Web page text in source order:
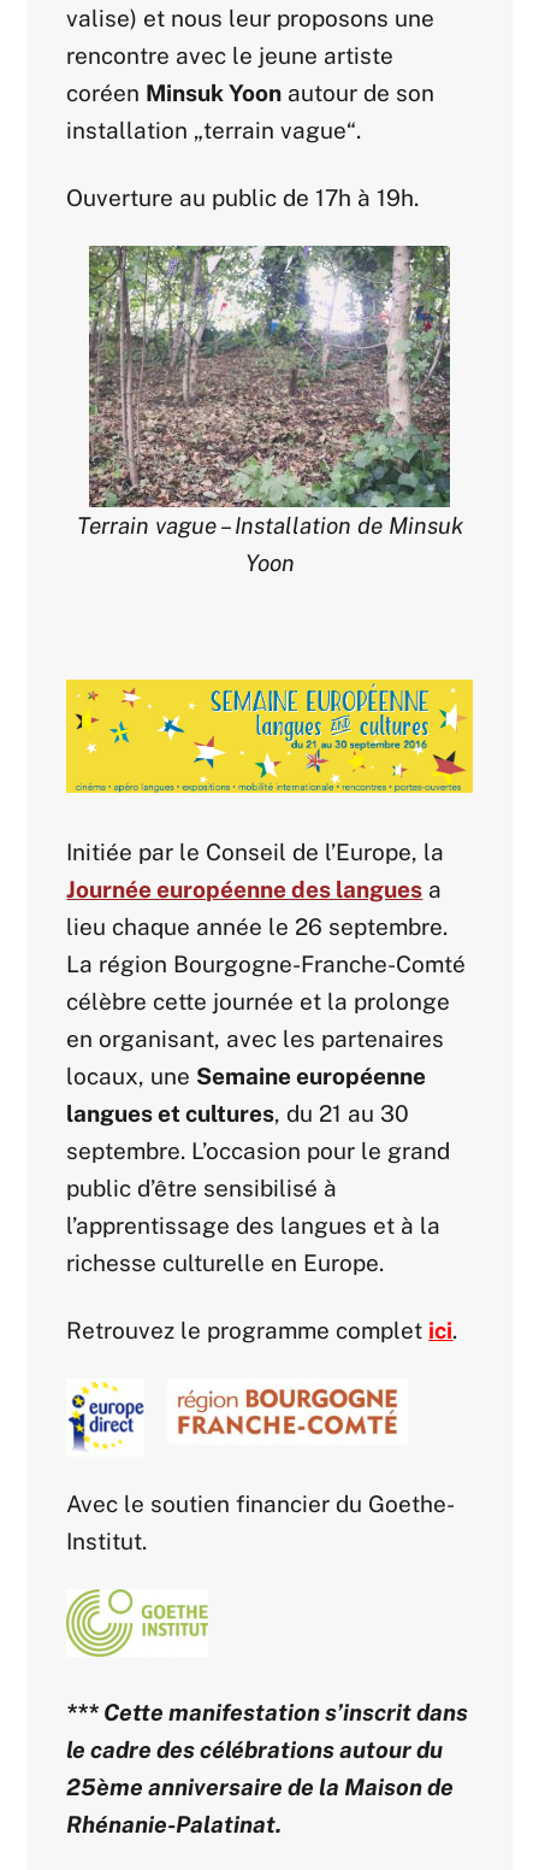
valise) et nous leur proposons une
rencontre avec le jeune artiste
coréen Minsuk Yoon autour de son
installation „terrain vague“.
Ouverture au public de 17h à 19h.
Terrain vague – Installation de Minsuk
Yoon
Initiée par le Conseil de l’Europe, la
Journée européenne des langues a
lieu chaque année le 26 septembre.
La région Bourgogne-Franche-Comté
célèbre cette journée et la prolonge
en organisant, avec les partenaires
locaux, une Semaine européenne
langues et cultures, du 21 au 30
septembre. L’occasion pour le grand
public d’être sensibilisé à
l’apprentissage des langues et à la
richesse culturelle en Europe.
Retrouvez le programme complet ici.
Avec le soutien financier du Goethe-
Institut.
*** Cette manifestation s’inscrit dans
le cadre des célébrations autour du
25ème anniversaire de la Maison de
Rhénanie-Palatinat.